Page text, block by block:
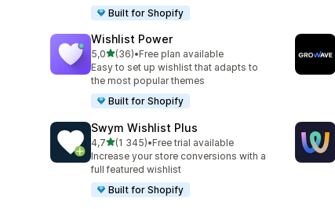
Built for Shopify
Wishlist Power
5,0av 5 stjerner
(36)
Totalt 36 omtaler
•Free plan available
Easy to set up wishlist that adapts to
the most popular themes
Built for Shopify
Swym Wishlist Plus
4,7av 5 stjerner
(1 345)
Totalt 1345 omtaler
•Free trial available
Increase your store conversions with a
full featured wishlist
Built for Shopify